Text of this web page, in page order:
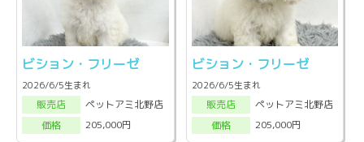
ビション・フリーゼ
2026/6/5生まれ
販売店
ペットアミ北野店
価格
205,000円
ビション・フリーゼ
2026/6/5生まれ
販売店
ペットアミ北野店
価格
205,000円